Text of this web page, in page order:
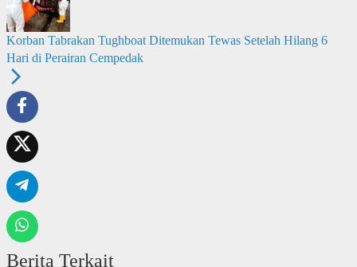
Korban Tabrakan Tughboat Ditemukan Tewas Setelah Hilang 6
Hari di Perairan Cempedak
Berita Terkait